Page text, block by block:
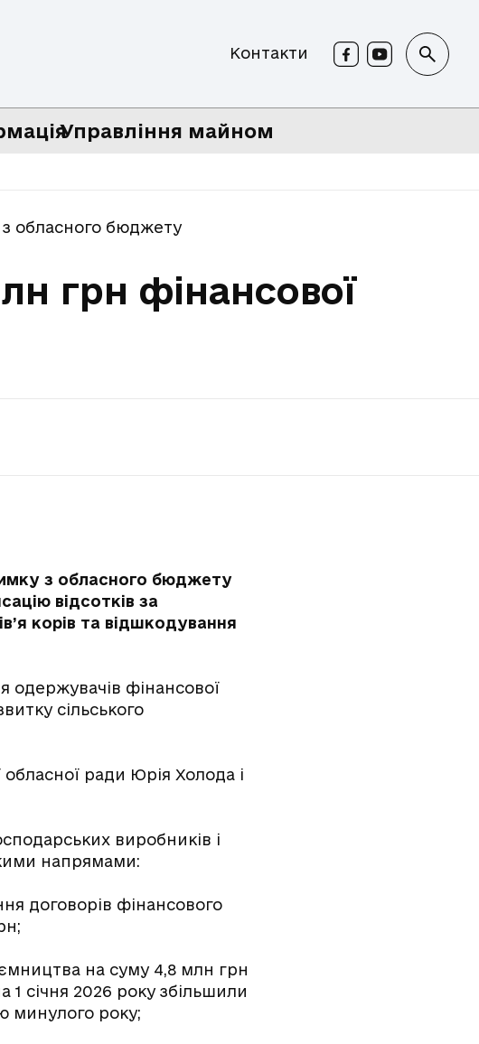
Контакти
Управління майном
обласного бюджету
грн фінансової
з обласного бюджету
відсотків за
корів та відшкодування
одержувачів фінансової
сільського
обласної ради Юрія Холода і
виробників і
напрямами:
договорів фінансового
на суму 4,8 млн грн
січня 2026 року збільшили
минулого року;